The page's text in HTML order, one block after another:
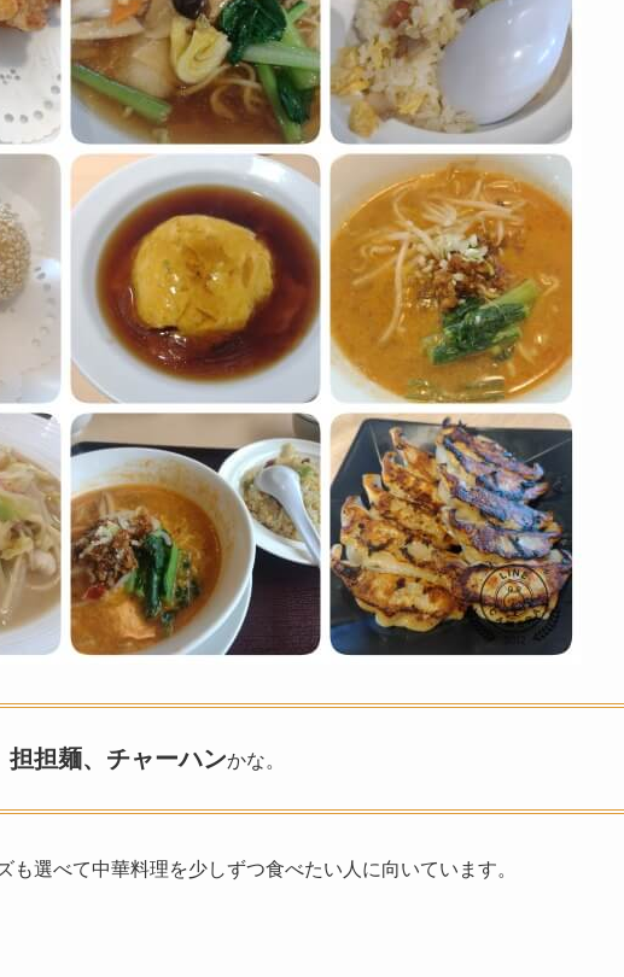
担担麺、チャーハンかな。
も選べて中華料理を少しずつ食べたい人に向いています。